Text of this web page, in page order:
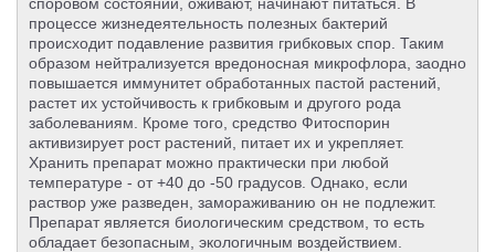
процессе жизнедеятельность полезных бактерий
происходит подавление развития грибковых спор. Таким
образом нейтрализуется вредоносная микрофлора, заодно
повышается иммунитет обработанных пастой растений,
растет их устойчивость к грибковым и другого рода
заболеваниям. Кроме того, средство Фитоспорин
активизирует рост растений, питает их и укрепляет.
Хранить препарат можно практически при любой
температуре - от +40 до -50 градусов. Однако, если
раствор уже разведен, замораживанию он не подлежит.
Препарат является биологическим средством, то есть
обладает безопасным, экологичным воздействием.